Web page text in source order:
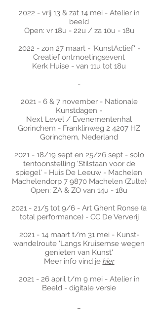
2022 - vrij 13 & zat 14 mei - Atelier in
beeld
Open: vr 18u - 22u / za 10u - 18u
2022 - zon 27 maart - 'KunstActief' -
Creatief ontmoetingsevent
Kerk Huise - van 11u tot 18u
-
2021 - 6 & 7 november - Nationale
Kunstdagen -
Next Level / Evenementenhal
Gorinchem - Franklinweg 2 4207 HZ
Gorinchem, Nederland
2021 - 18/19 sept en 25/26 sept - solo
tentoonstelling 'Stilstaan voor de
spiegel' - Huis De Leeuw - Machelen
Machelendorp 7 9870 Machelen (Zulte)
Open: ZA & ZO van 14u - 18u
2021 - 21/5 tot 9/6 - Art Ghent Ronse (a
total performance) - CC De Ververij
2021 - 14 maart t/m 31 mei - Kunst-
wandelroute 'Langs Kruisemse wegen
genieten van Kunst'
Meer info vind je hier
2021 - 26 april t/m 9 mei - Atelier in
Beeld - digitale versie